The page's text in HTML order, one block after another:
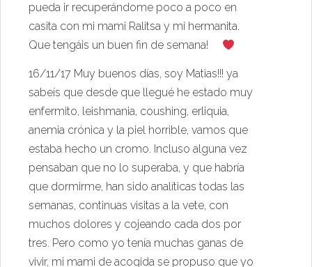
pueda ir recuperándome poco a poco en
casita con mi mami Ralitsa y mi hermanita.
Que tengáis un buen fin de semana!
16/11/17 Muy buenos días, soy Matias!!! ya
sabeís que desde que llegué he estado muy
enfermito, leishmania, coushing, erliquia,
anemia crónica y la piel horrible, vamos que
estaba hecho un cromo. Incluso alguna vez
pensaban que no lo superaba, y que habría
que dormirme, han sido analíticas todas las
semanas, continuas visitas a la vete, con
muchos dolores y cojeando cada dos por
tres. Pero como yo tenía muchas ganas de
vivir, mi mami de acogida se propuso que yo